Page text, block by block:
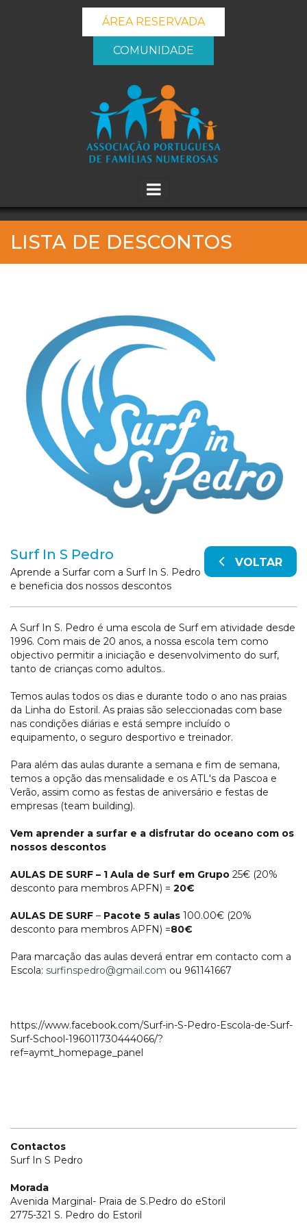
ÁREA RESERVADA
COMUNIDADE
_banner_me_
LISTA DE DESCONTOS
Surf In S Pedro VOLTAR
Aprende a Surfar com a Surf In S. Pedro
e beneficia dos nossos descontos
A Surf In S. Pedro é uma escola de Surf em atividade desde
1996. Com mais de 20 anos, a nossa escola tem como
objectivo permitir a iniciação e desenvolvimento do surf,
tanto de crianças como adultos..
Temos aulas todos os dias e durante todo o ano nas praias
da Linha do Estoril. As praias são seleccionadas com base
nas condições diárias e está sempre incluído o
equipamento, o seguro desportivo e treinador.
Para além das aulas durante a semana e fim de semana,
temos a opção das mensalidade e os ATL's da Pascoa e
Verão, assim como as festas de aniversário e festas de
empresas (team building).
Vem aprender a surfar e a disfrutar do oceano com os
nossos descontos
AULAS DE SURF – 1 Aula de Surf em Grupo 25€ (20%
desconto para membros APFN) = 20€
AULAS DE SURF – Pacote 5 aulas 100.00€ (20%
desconto para membros APFN) =80€
Para marcação das aulas deverá entrar em contacto com a
Escola: surfinspedro@gmail.com ou 961141667
https://www.facebook.com/Surf-in-S-Pedro-Escola-de-Surf-
Surf-School-196011730444066/?
ref=aymt_homepage_panel
Contactos
Surf In S Pedro
Morada
Avenida Marginal- Praia de S.Pedro do eStoril
2775-321 S. Pedro do Estoril